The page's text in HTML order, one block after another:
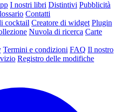
I nostri libri Distintivi Pubblicità
Contatti
cocktail Creatore di widget Plugin
Nuvola di ricerca Carte
Termini e condizioni FAQ Il nostro
Registro delle modifiche